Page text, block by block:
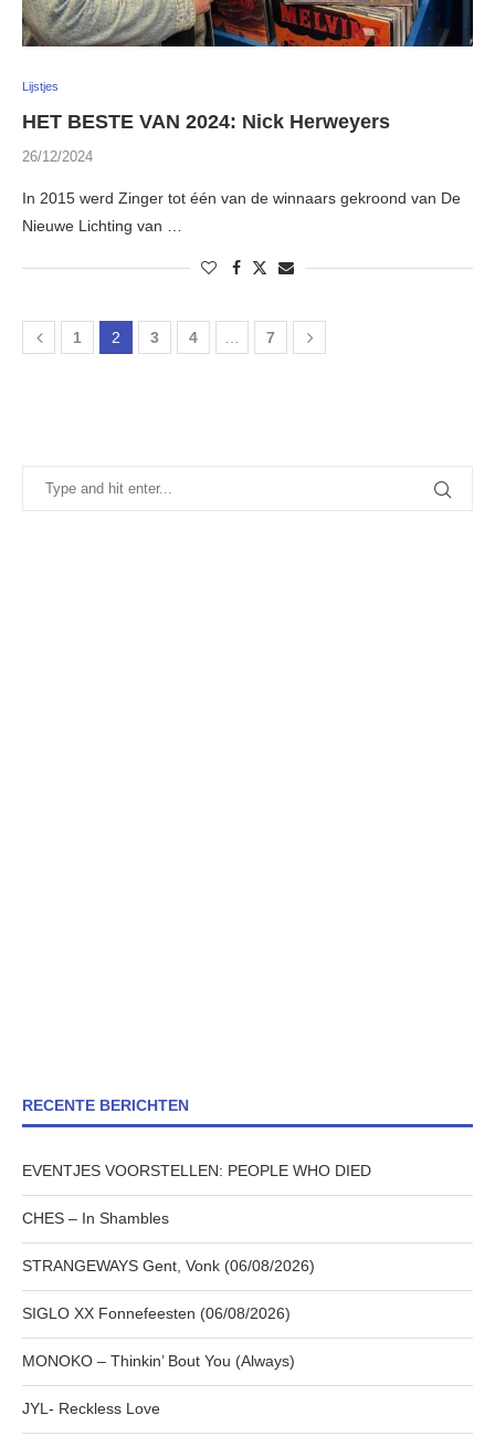
Lijstjes
HET BESTE VAN 2024: Nick Herweyers
26/12/2024
In 2015 werd Zinger tot één van de winnaars gekroond van De
Nieuwe Lichting van …
1 2 3 4 … 7
RECENTE BERICHTEN
EVENTJES VOORSTELLEN: PEOPLE WHO DIED
CHES – In Shambles
STRANGEWAYS Gent, Vonk (06/08/2026)
SIGLO XX Fonnefeesten (06/08/2026)
MONOKO – Thinkin’ Bout You (Always)
JYL- Reckless Love